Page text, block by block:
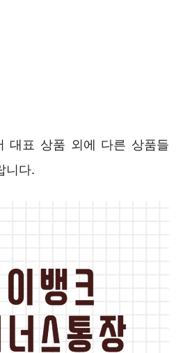
대표 상품 외에 다른 상품들
니다.